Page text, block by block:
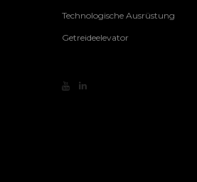
Technologische Ausrüstung
Getreideelevator